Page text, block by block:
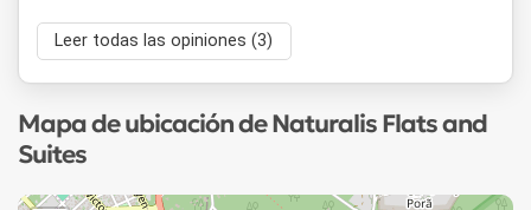
Leer todas las opiniones (3)
Mapa de ubicación de Naturalis Flats and
Suites